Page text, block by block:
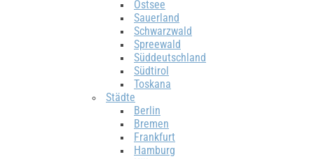
Ostsee
Sauerland
Schwarzwald
Spreewald
Süddeutschland
Südtirol
Toskana
Städte
Berlin
Bremen
Frankfurt
Hamburg